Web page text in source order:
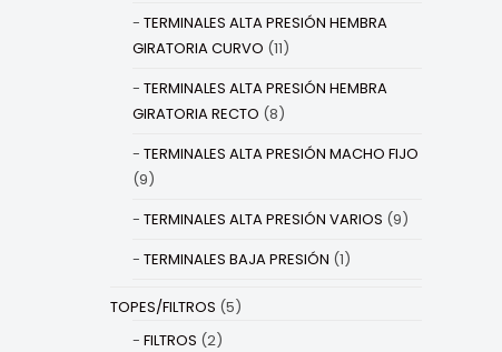
TERMINALES ALTA PRESIÓN HEMBRA
GIRATORIA CURVO (11)
TERMINALES ALTA PRESIÓN HEMBRA
GIRATORIA RECTO (8)
TERMINALES ALTA PRESIÓN MACHO FIJO
(9)
TERMINALES ALTA PRESIÓN VARIOS (9)
TERMINALES BAJA PRESIÓN (1)
TOPES/FILTROS (5)
FILTROS (2)